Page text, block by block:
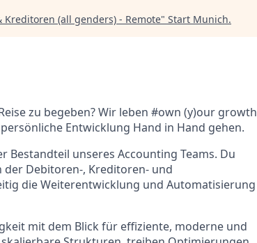
(all genders) - Remote" Start Munich.
zu begeben? Wir leben #own (y)our growth
Entwicklung Hand in Hand gehen.
Bestandteil unseres Accounting Teams. Du
Debitoren-, Kreditoren- und
die Weiterentwicklung und Automatisierung
mit dem Blick für effiziente, moderne und